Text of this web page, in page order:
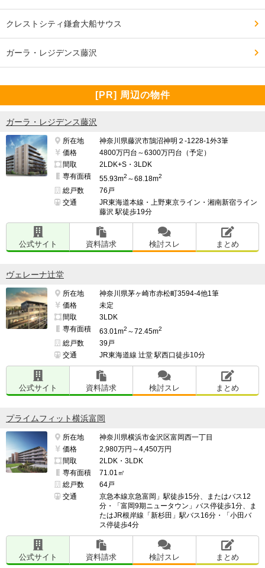
クレストシティ鎌倉大船サウス
ガーラ・レジデンス藤沢
[PR] 周辺の物件
ガーラ・レジデンス藤沢
所在地
神奈川県藤沢市鵠沼神明２-1228-1外3筆
価格
4800万円台～6300万円台（予定）
間取
2LDK+S・3LDK
専有面積
55.93m2 ～68.18m2
総戸数
76戸
交通
JR東海道本線・上野東京ライン・湘南新宿ライン
藤沢 駅徒歩19分
公式サイト 資料請求 検討スレ まとめ
ヴェレーナ辻堂
所在地
神奈川県茅ヶ崎市赤松町3594-4他1筆
価格
未定
間取
3LDK
専有面積
63.01m2 ～72.45m2
総戸数
39戸
交通
JR東海道線 辻堂 駅西口徒歩10分
公式サイト 資料請求 検討スレ まとめ
プライムフィット横浜富岡
所在地
神奈川県横浜市金沢区富岡西一丁目
価格
2,980万円～4,450万円
間取
2LDK・3LDK
専有面積
71.01㎡
総戸数
64戸
交通
京急本線京急富岡」駅徒歩15分、またはバス12
分・「富岡9期ニュータウン」バス停徒歩1分、ま
たはJR根岸線「新杉田」駅バス16分・「小田バ
ス停徒歩4分
公式サイト 資料請求 検討スレ まとめ